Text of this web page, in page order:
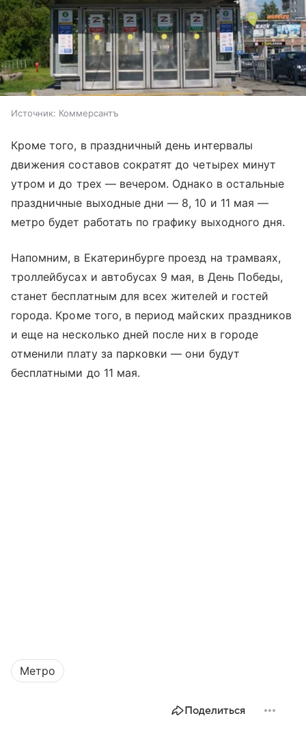
Источник: Коммерсантъ
Кроме того, в праздничный день интервалы
движения составов сократят до четырех минут
утром и до трех — вечером. Однако в остальные
праздничные выходные дни — 8, 10 и 11 мая —
метро будет работать по графику выходного дня.
Напомним, в Екатеринбурге проезд на трамваях,
троллейбусах и автобусах 9 мая, в День Победы,
станет бесплатным для всех жителей и гостей
города. Кроме того, в период майских праздников
и еще на несколько дней после них в городе
отменили плату за парковки — они будут
бесплатными до 11 мая.
Метро
Поделиться